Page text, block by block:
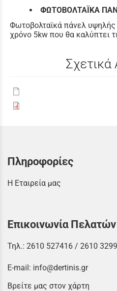
ΦΩΤΟΒΟΛΤΑΪΚΑ
Φωτοβολταϊκά πάνελ
χρόνο 5kw που θα καλύπτει
Σχετικά
Πληροφορίες
Η Εταιρεία μας
Επικοινωνία Πελατών
Τηλ.: 2610 527416 / 2610
E-mail: info@dertinis.gr
Βρείτε μας στον χάρτη